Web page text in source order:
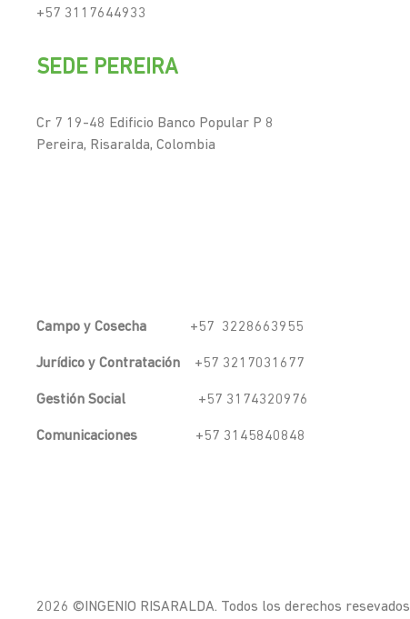
+57 3117644933
SEDE PEREIRA
Cr 7 19-48 Edificio Banco Popular P 8
Pereira, Risaralda, Colombia
Campo y Cosecha +57 3228663955
Jurídico y Contratación +57 3217031677
Gestión Social +57 3174320976
Comunicaciones +57 3145840848
2026 ©INGENIO RISARALDA. Todos los derechos resevados